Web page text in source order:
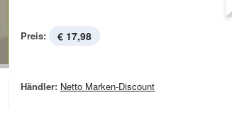
Preis: € 17,98
Händler: Netto Marken-Discount